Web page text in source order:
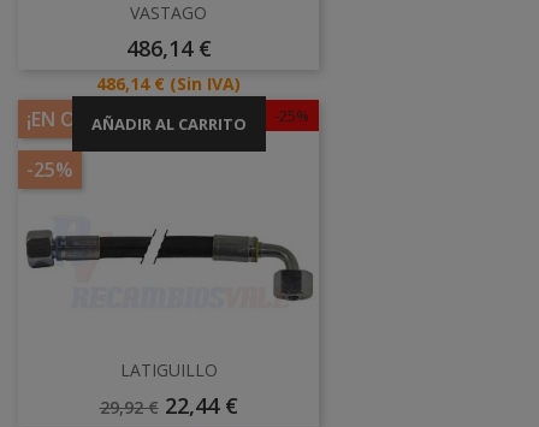
VASTAGO
Precio
486,14 €
Precio
486,14 € (Sin IVA)
AÑADIR AL CARRITO -25%
¡EN OFERTA!
-25%
LATIGUILLO
Precio
29,92 € Precio
22,44 €